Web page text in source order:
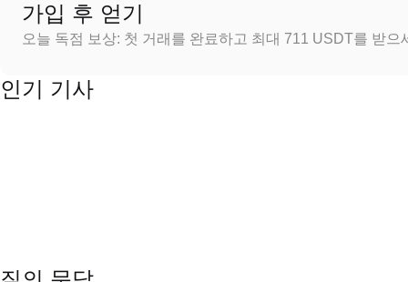
가입 후 얻기
오늘 독점 보상: 첫 거래를 완료하고 최대 711 USDT를 받으
인기 기사